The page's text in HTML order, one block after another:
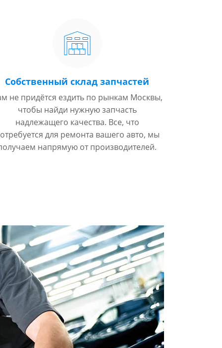
Собственный склад запчастей
не придётся ездить по рынкам Москвы,
чтобы найди нужную запчасть
надлежащего качества. Все, что
для ремонта вашего авто, мы
напрямую от производителей.